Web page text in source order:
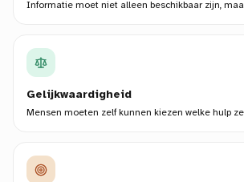
Informatie moet niet alleen beschikbaar zijn,
Gelijkwaardigheid
Mensen moeten zelf kunnen kiezen welke hulp